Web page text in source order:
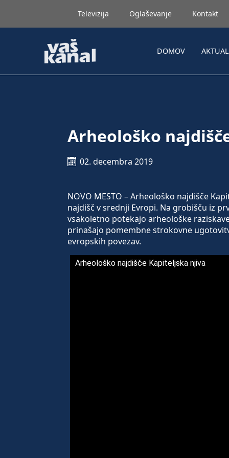
Televizija Oglaševanje Kontakt
DOMOV
Arheološko
02. decembra 2019
NOVO MESTO – Arheološko najdišče
najdišč v srednji Evropi. Na grobišču iz
vsakoletno potekajo arheološke
prinašajo pomembne strokovne
evropskih povezav.
Arheološko najdišče Kapiteljska njiva